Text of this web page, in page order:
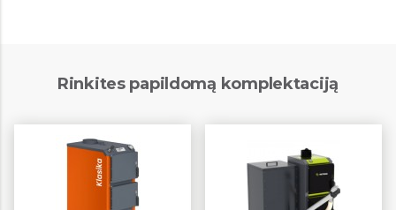
Rinkites papildomą komplektaciją